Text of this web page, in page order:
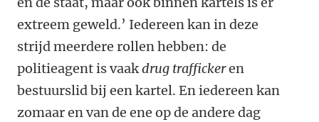
extreem geweld.’ Iedereen kan in deze
strijd meerdere rollen hebben: de
politieagent is vaakdrug traffickeren
bestuurslid bij een kartel. En iedereen kan
zomaar en van de ene op de andere dag